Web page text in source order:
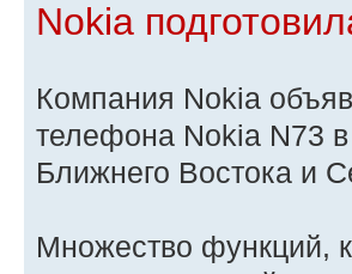
Nokia
Компания Nokia
телефона Nokia N73 в
Ближнего Востока и
Множество функций,